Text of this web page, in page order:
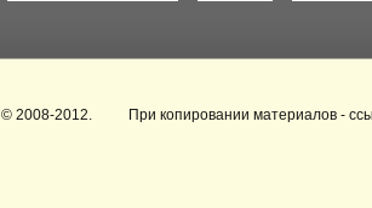
© 2008-2012. При копировании материалов -